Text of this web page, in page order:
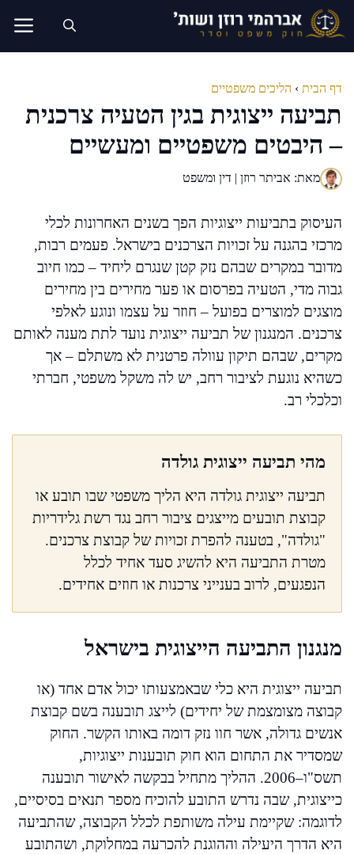
לדלג
לתוכן
דף הבית › הליכים משפטיים
תביעה ייצוגית בגין הטעיה צרכנית
– היבטים משפטיים ומעשיים
מאת: אביתר רוזן | דין ומשפט
העיסוק בתביעות ייצוגיות הפך בשנים האחרונות לכלי
מרכזי בהגנה על זכויות הצרכנים בישראל. פעמים רבות,
מדובר במקרים שבהם נזק קטן שנגרם ליחיד – כמו חיוב
גבוה מדי, הטעיה בפרסום או פער מחירים בין מחירים
מוצגים למוצרים בפועל – חוזר על עצמו ונוגע לאלפי
צרכנים. המנגנון של תביעה ייצוגית נועד לתת מענה לאותם
מקרים, שבהם תיקון עוולה פרטנית לא משתלם – אך
כשהיא נוגעת לציבור רחב, יש לה משקל משפטי, חברתי
וכלכלי רב.
מהי תביעה ייצוגית גולדה
תביעה ייצוגית גולדה היא הליך משפטי שבו תובע או
קבוצת תובעים מייצגים ציבור רחב נגד רשת גלידריות
"גולדה", בטענה להפרת זכויות של קבוצת צרכנים.
מטרת התביעה היא להשיג סעד אחיד לכלל
הנפגעים, לרוב בענייני צרכנות או חוזים אחידים.
מנגנון התביעה הייצוגית בישראל
תביעה ייצוגית היא כלי שבאמצעותו יכול אדם אחד (או
קבוצה מצומצמת של יחידים) לייצג תובענה בשם קבוצת
אנשים גדולה, אשר חוו נזק דומה באותו הקשר. החוק
שמסדיר את התחום הוא חוק תובענות ייצוגיות,
תשס"ו–2006. ההליך מתחיל בבקשה לאישור תובענה
כייצוגית, שבה נדרש התובע להוכיח מספר תנאים בסיסיים,
לדוגמה: שקיימת עילה משותפת לכלל הקבוצה, שהתביעה
היא הדרך היעילה וההוגנת להכרעה במחלוקת, ושהתובע